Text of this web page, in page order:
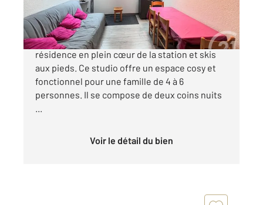
Découvrez ce charmant studio dans une
résidence en plein cœur de la station et skis
aux pieds. Ce studio offre un espace cosy et
fonctionnel pour une famille de 4 à 6
personnes. Il se compose de deux coins nuits
...
Voir le détail du bien